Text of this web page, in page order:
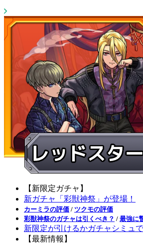
【新限定ガチャ】
新ガチャ「彩獣神祭」が登場！
カーミラの評価 / ツクモの評価
彩獣神祭のガチャは引くべき？ / 最強に
新限定が引けるかガチャシミュで
【最新情報】